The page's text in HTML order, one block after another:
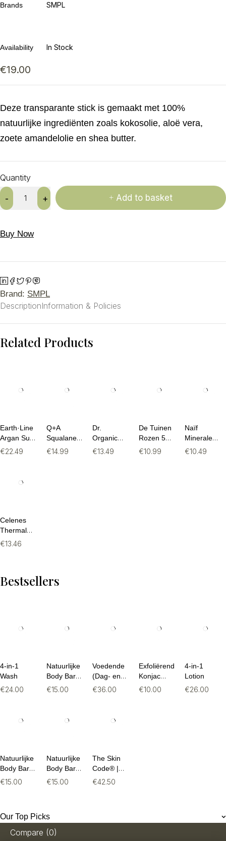
Brands SMPL
Availability In Stock
€19.00
Deze transparante stick is gemaakt met 100%
natuurlijke ingrediënten zoals kokosolie, aloë vera,
zoete amandelolie en shea butter.
Quantity
Add to basket
Buy Now
Brand: SMPL
DescriptionInformation & Policies
Related Products
Earth·Line
Argan Sun
SPF 20 -
€22.49
Q+A
Squalane
Hydrating
€14.99
Dr.
Organic
Skin Calm
€13.49
De Tuinen
Rozen 5%
Essentiële
€10.99
Naïf
Minerale
€10.49
Celenes
Thermal
Energizing
€13.46
Bestsellers
4-in-1
Wash
€24.00
Natuurlijke
Body Bar –
Milde
for skin
€15.00
Voedende
(Dag- en
Nacht)
€36.00
Exfoliërende
Konjac
Spons
€10.00
4-in-1
Lotion
€26.00
Natuurlijke
Body Bar -
Milde
€15.00
Natuurlijke
Body Bar -
Milde
€15.00
The Skin
Code® |
Vegan
€42.50
Our Top Picks
Compare (0)